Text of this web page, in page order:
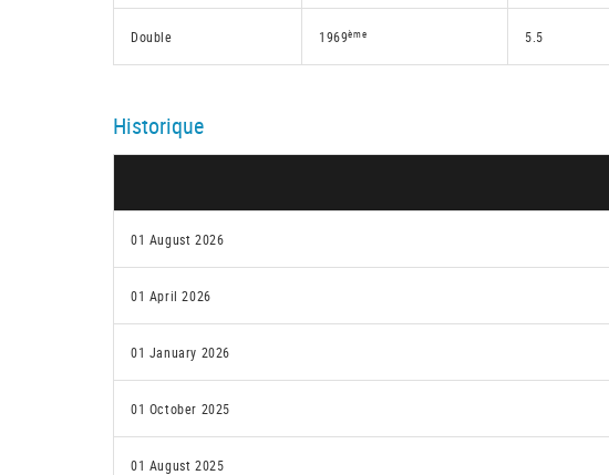
Double 1969ème 5.5
Historique
01 August 2026
01 April 2026
01 January 2026
01 October 2025
01 August 2025